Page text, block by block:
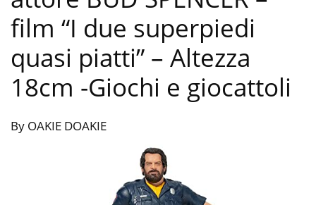
film “I due superpiedi
quasi piatti” – Altezza
18cm -Giochi e giocattoli
By OAKIE DOAKIE